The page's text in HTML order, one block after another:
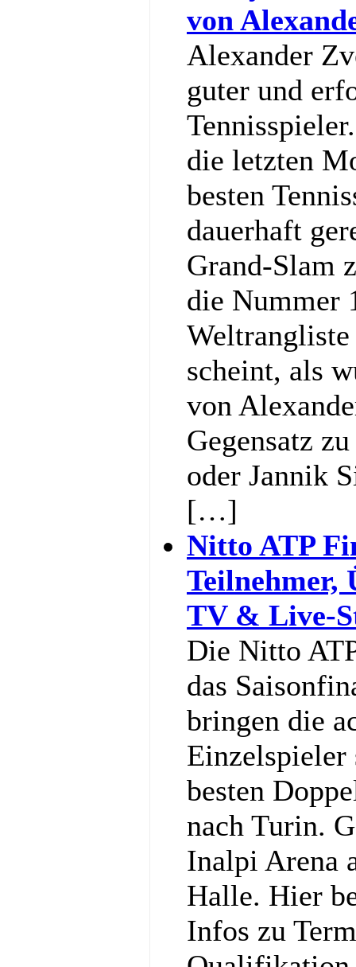
von
Alexander
guter und
die letzten
besten
dauerhaft
Grand-Slam
die Nummer
scheint, als
von
Gegensatz
oder Jannik
[…]
Nitto ATP
Teilnehmer,
TV & Live-
Die Nitto
das
bringen die
Einzelspieler
besten
nach Turin.
Inalpi Arena
Halle. Hier
Infos zu